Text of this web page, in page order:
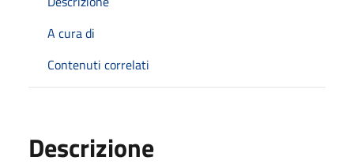
A cura di
Contenuti correlati
Descrizione